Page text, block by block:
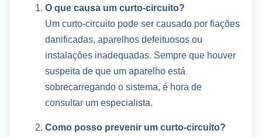
O que causa um curto-circuito?
Um curto-circuito pode ser causado por fiações
danificadas, aparelhos defeituosos ou
instalações inadequadas. Sempre que houver
suspeita de que um aparelho está
sobrecarregando o sistema, é hora de
consultar um especialista.
Como posso prevenir um curto-circuito?